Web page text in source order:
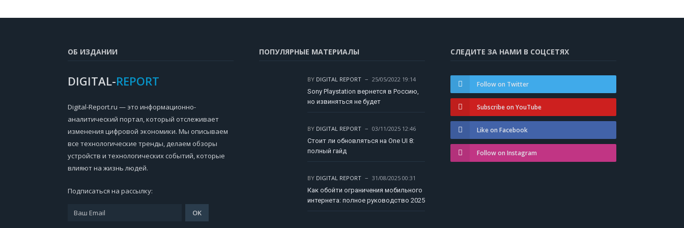
ОБ ИЗДАНИИ
DIGITAL-REPORT
Digital-Report.ru — это информационно-
аналитический портал, который отслеживает
изменения цифровой экономики. Мы описываем
все технологические тренды, делаем обзоры
устройств и технологических событий, которые
влияют на жизнь людей.
Подписаться на рассылку:
ПОПУЛЯРНЫЕ МАТЕРИАЛЫ
BY DIGITAL REPORT
25/05/2022 19:14
Sony Playstation вернется в Россию,
но извиняться не будет
BY DIGITAL REPORT
03/11/2025 12:46
Стоит ли обновляться на One UI 8:
полный гайд
BY DIGITAL REPORT
31/08/2025 00:31
Как обойти ограничения мобильного
интернета: полное руководство 2025
СЛЕДИТЕ ЗА НАМИ В СОЦСЕТЯХ
Follow on Twitter
Subscribe on YouTube
Like on Facebook
Follow on Instagram